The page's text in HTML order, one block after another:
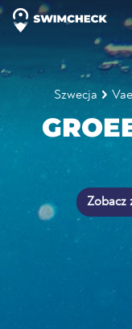
Szwecja
Zobacz